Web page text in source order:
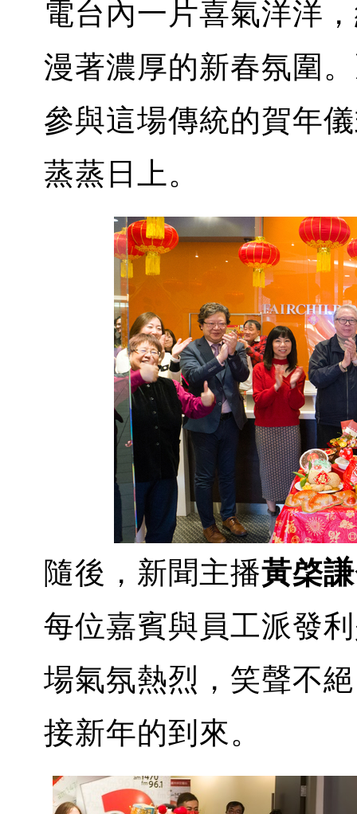
電台內一片喜氣洋洋
漫著濃厚的新春氛圍。
參與這場傳統的賀年
蒸蒸日上。
隨後，新聞主播黃棨謙
每位嘉賓與員工派發
場氣氛熱烈，笑聲不
接新年的到來。